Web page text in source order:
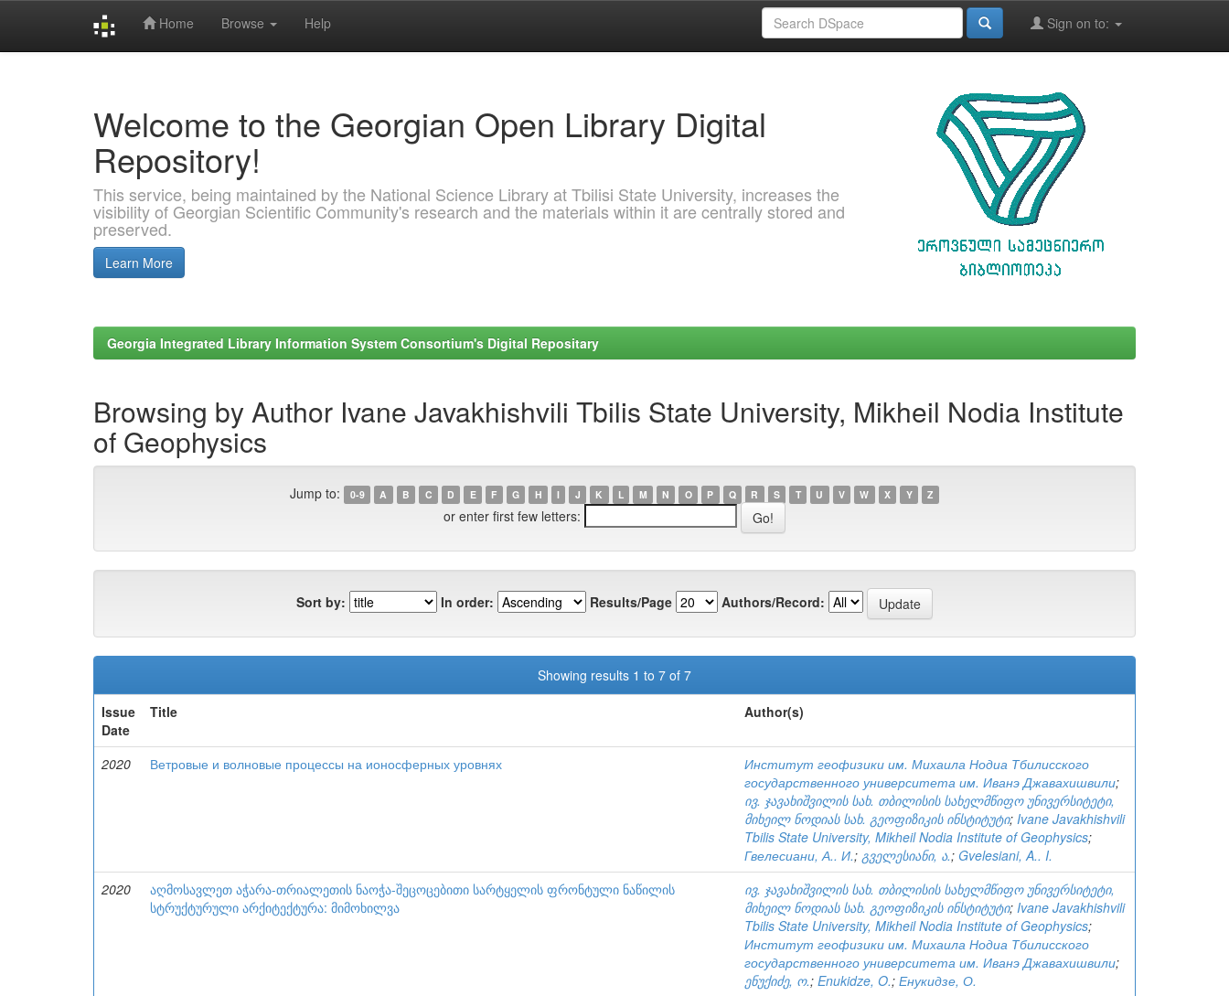
Home Browse Help Sign on to:
Welcome to the Georgian Open Library Digital
Repository!
This service, being maintained by the National Science Library at Tbilisi State University, increases the
visibility of Georgian Scientific Community's research and the materials within it are centrally stored and
preserved.
Learn More
Georgia Integrated Library Information System Consortium's Digital Repositary
Browsing by Author Ivane Javakhishvili Tbilis State University, Mikheil Nodia Institute
of Geophysics
Jump to: 0-9 A B C D E F G H I J K L M N O P Q R S T U V W X Y Z
or enter first few letters:
Sort by: In order: Results/Page Authors/Record:
Showing results 1 to 7 of 7
Issue
Date
Title Author(s)
2020 Ветровые и волновые процессы на ионосферных уровнях
Институт геофизики им. Михаила Нодиа Тбилисского
государственного университета им. Иванэ Джавахишвили;
ივ. ჯავახიშვილის სახ. თბილისის სახელმწიფო უნივერსიტეტი,
მიხეილ ნოდიას სახ. გეოფიზიკის ინსტიტუტი; Ivane Javakhishvili
Tbilis State University, Mikheil Nodia Institute of Geophysics;
Гвелесиани, А.. И.; გველესიანი, ა.; Gvelesiani, A.. I.
2020
აღმოსავლეთ აჭარა-თრიალეთის ნაოჭა-შეცოცებითი სარტყელის ფრონტული ნაწილის
სტრუქტურული არქიტექტურა: მიმოხილვა
ივ. ჯავახიშვილის სახ. თბილისის სახელმწიფო უნივერსიტეტი,
მიხეილ ნოდიას სახ. გეოფიზიკის ინსტიტუტი; Ivane Javakhishvili
Tbilis State University, Mikheil Nodia Institute of Geophysics;
Институт геофизики им. Михаила Нодиа Тбилисского
государственного университета им. Иванэ Джавахишвили;
ენუქიძე, ო.; Enukidze, O.; Енукидзе, О.